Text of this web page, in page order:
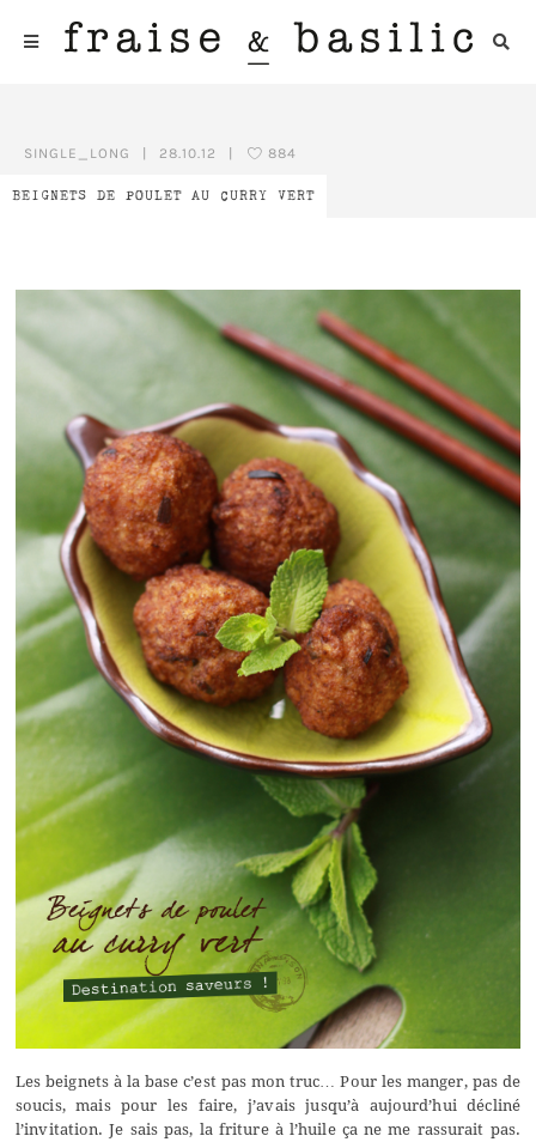
BEIGNETS DE POULET AU CURRY VERT
SINGLE_LONG 28.10.12 884
Les beignets à la base c’est pas mon truc… Pour les manger, pas de
soucis, mais pour les faire, j’avais jusqu’à aujourd’hui décliné
l’invitation. Je sais pas, la friture à l’huile ça ne me rassurait pas.